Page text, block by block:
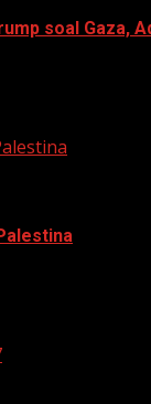
soal Gaza,